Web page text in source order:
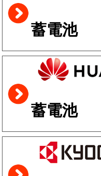
蓄電池
蓄電池